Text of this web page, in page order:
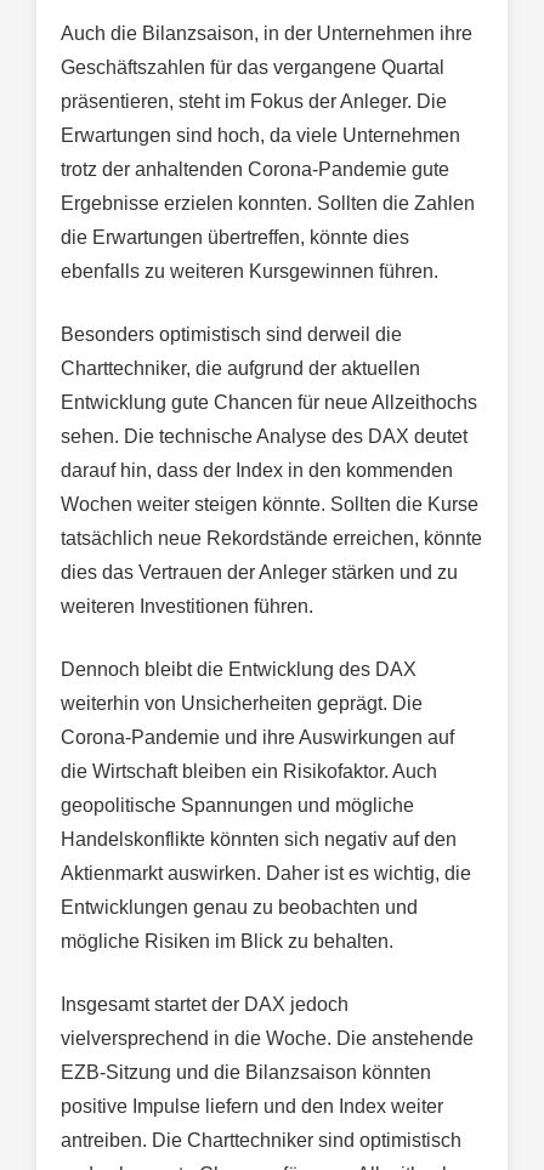
Auch die Bilanzsaison, in der Unternehmen ihre
Geschäftszahlen für das vergangene Quartal
präsentieren, steht im Fokus der Anleger. Die
Erwartungen sind hoch, da viele Unternehmen
trotz der anhaltenden Corona-Pandemie gute
Ergebnisse erzielen konnten. Sollten die Zahlen
die Erwartungen übertreffen, könnte dies
ebenfalls zu weiteren Kursgewinnen führen.
Besonders optimistisch sind derweil die
Charttechniker, die aufgrund der aktuellen
Entwicklung gute Chancen für neue Allzeithochs
sehen. Die technische Analyse des DAX deutet
darauf hin, dass der Index in den kommenden
Wochen weiter steigen könnte. Sollten die Kurse
tatsächlich neue Rekordstände erreichen, könnte
dies das Vertrauen der Anleger stärken und zu
weiteren Investitionen führen.
Dennoch bleibt die Entwicklung des DAX
weiterhin von Unsicherheiten geprägt. Die
Corona-Pandemie und ihre Auswirkungen auf
die Wirtschaft bleiben ein Risikofaktor. Auch
geopolitische Spannungen und mögliche
Handelskonflikte könnten sich negativ auf den
Aktienmarkt auswirken. Daher ist es wichtig, die
Entwicklungen genau zu beobachten und
mögliche Risiken im Blick zu behalten.
Insgesamt startet der DAX jedoch
vielversprechend in die Woche. Die anstehende
EZB-Sitzung und die Bilanzsaison könnten
positive Impulse liefern und den Index weiter
antreiben. Die Charttechniker sind optimistisch